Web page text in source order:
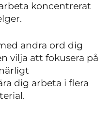
koncentrerat
andra ord dig
vilja att fokusera på
dig arbeta i flera